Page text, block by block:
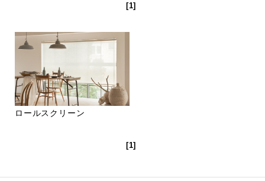
[1]
ロールスクリーン
[1]